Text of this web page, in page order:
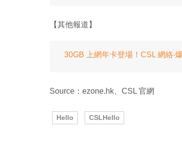
【其他報道】
30GB 上網年卡登場！CSL 網絡‧
Source：ezone.hk、CSL 官網
Hello CSLHello